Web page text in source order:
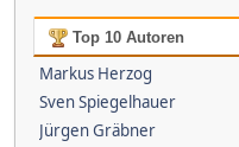
Top 10 Autoren
Markus Herzog
Sven Spiegelhauer
Jürgen Gräbner